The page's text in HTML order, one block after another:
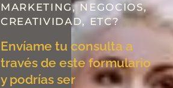
MARKETING, NEGOCIOS,
CREATIVIDAD, ETC?
Envíame tu consulta a
través de este formulario
y podrías ser